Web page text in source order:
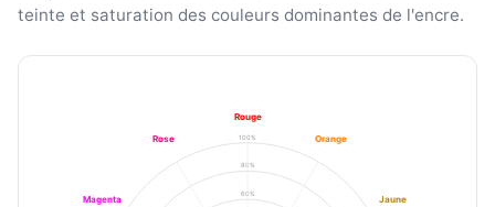
teinte et saturation des couleurs dominantes de l'encre.
60%
80%
100%
Rouge
Orange
Jaune
Magenta
Rose